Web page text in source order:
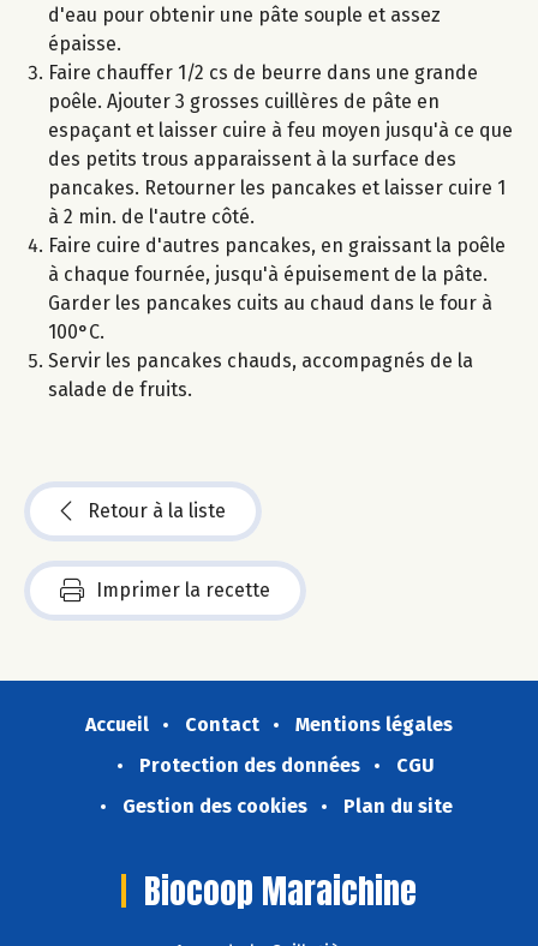
d'eau pour obtenir une pâte souple et assez
épaisse.
Faire chauffer 1/2 cs de beurre dans une grande
poêle. Ajouter 3 grosses cuillères de pâte en
espaçant et laisser cuire à feu moyen jusqu'à ce que
des petits trous apparaissent à la surface des
pancakes. Retourner les pancakes et laisser cuire 1
à 2 min. de l'autre côté.
Faire cuire d'autres pancakes, en graissant la poêle
à chaque fournée, jusqu'à épuisement de la pâte.
Garder les pancakes cuits au chaud dans le four à
100°C.
Servir les pancakes chauds, accompagnés de la
salade de fruits.
Retour à la liste
Imprimer la recette
Accueil Contact
Mentions légales
Protection des données
CGU
Gestion des cookies
Plan du site
Biocoop Maraichine